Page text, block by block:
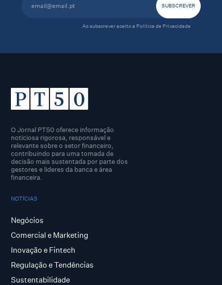
Ao subscrever aceito a Política de Privacidade
O Jornal PT50 oferece informação
noticiosa rigorosa, responsável e
relevante sobre o setor financeiro,
contribuindo para uma tomada de
decisão mais sustentada por parte dos
gestores e lideres da banca e área
financeira.
NOTÍCIAS
Negócios
Comercial e Marketing
Inovação e Fintech
Regulação e Tendências
Sustentabilidade